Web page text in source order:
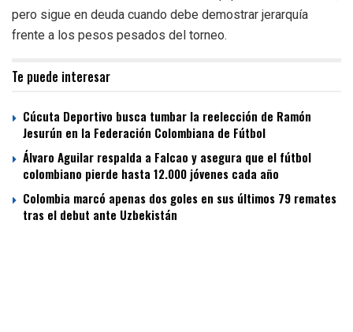
pero sigue en deuda cuando debe demostrar jerarquía
frente a los pesos pesados del torneo.
Te puede interesar
Cúcuta Deportivo busca tumbar la reelección de Ramón
Jesurún en la Federación Colombiana de Fútbol
Álvaro Aguilar respalda a Falcao y asegura que el fútbol
colombiano pierde hasta 12.000 jóvenes cada año
Colombia marcó apenas dos goles en sus últimos 79 remates
tras el debut ante Uzbekistán